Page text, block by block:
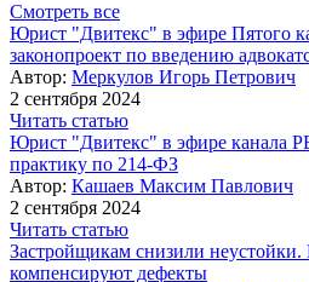
Смотреть все
Юрист "Двитекс" в эфире Пятого
законопроект по введению
Автор: Меркулов Игорь Петрович
2 сентября 2024
Читать статью
Юрист "Двитекс" в эфире канала
практику по 214-ФЗ
Автор: Кашаев Максим Павлович
2 сентября 2024
Читать статью
Застройщикам снизили неустойки.
компенсируют дефекты